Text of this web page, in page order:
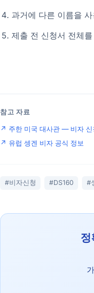
과거에 다른 이름을
제출 전 신청서 전체
참고 자료
↗ 주한 미국 대사관 — 비자 신
↗ 유럽 셍겐 비자 공식 정보
#비자신청 #DS160 #
정